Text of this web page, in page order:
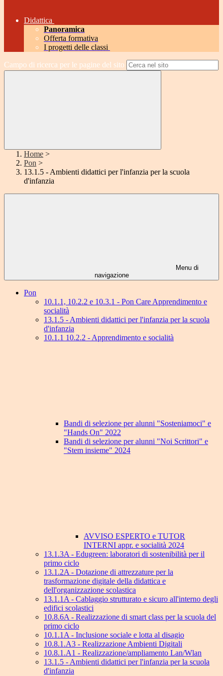
Didattica
Panoramica
Offerta formativa
I progetti delle classi
Campo di ricerca per le pagine del sito
Home >
Pon >
13.1.5 - Ambienti didattici per l'infanzia per la scuola
d'infanzia
Menu di
navigazione
Pon
10.1.1, 10.2.2 e 10.3.1 - Pon Care Apprendimento e
socialità
13.1.5 - Ambienti didattici per l'infanzia per la scuola
d'infanzia
10.1.1 10.2.2 - Apprendimento e socialità
Bandi di selezione per alunni "Sosteniamoci" e
"Hands On" 2022
Bandi di selezione per alunni "Noi Scrittori" e
"Stem insieme" 2024
AVVISO ESPERTO e TUTOR
INTERNI appr. e socialità 2024
13.1.3A - Edugreen: laboratori di sostenibilità per il
primo ciclo
13.1.2A - Dotazione di attrezzature per la
trasformazione digitale della didattica e
dell'organizzazione scolastica
13.1.1A - Cablaggio strutturato e sicuro all'interno degli
edifici scolastici
10.8.6A - Realizzazione di smart class per la scuola del
primo ciclo
10.1.1A - Inclusione sociale e lotta al disagio
10.8.1.A3 - Realizzazione Ambienti Digitali
10.8.1.A1 - Realizzazione/ampliamento Lan/Wlan
13.1.5 - Ambienti didattici per l'infanzia per la scuola
d'infanzia